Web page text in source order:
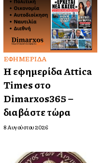
ΕΦΗΜΕΡΊΔΑ
Η εφημερίδα Attica
Times στο
Dimarxos365 –
διαβάστε τώρα
8 Αυγούστου 2026